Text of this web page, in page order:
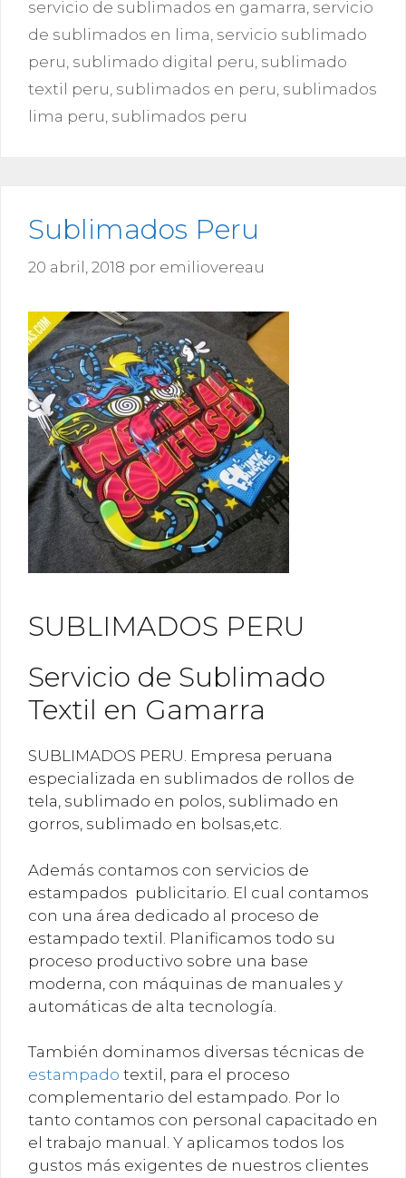
servicio de sublimados en gamarra servicio
de sublimados en lima servicio sublimado
peru sublimado digital peru sublimado
textil peru sublimados en peru sublimados
lima peru sublimados peru
Sublimados Peru
20 abril, 2018 por emiliovereau
SUBLIMADOS PERU
Servicio de Sublimado
Textil en Gamarra
SUBLIMADOS PERU. Empresa peruana
especializada en sublimados de rollos de
tela, sublimado en polos, sublimado en
gorros, sublimado en bolsas,etc.
Además contamos con servicios de
estampados publicitario. El cual contamos
con una área dedicado al proceso de
estampado textil. Planificamos todo su
proceso productivo sobre una base
moderna, con máquinas de manuales y
automáticas de alta tecnología.
También dominamos diversas técnicas de
estampado textil, para el proceso
complementario del estampado. Por lo
tanto contamos con personal capacitado en
el trabajo manual. Y aplicamos todos los
gustos más exigentes de nuestros clientes